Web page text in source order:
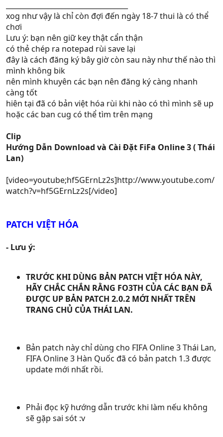
xog như vậy là chỉ còn đợi đến ngày 18-7 thui là có thể
chơi
Lưu ý: bạn nên giữ key thật cẩn thận
có thẻ chép ra notepad rùi save lại
đây là cách đăng ký bây giờ còn sau này như thế nào thì
mình không bik
nên mình khuyên các bạn nên đăng ký càng nhanh
càng tốt
hiên tại đã có bản việt hóa rùi khi nào có thì mình sẽ up
hoặc các ban cug có thể tìm trên mạng
Clip
Hướng Dẫn Download và Cài Đặt FiFa Online 3 ( Thái
Lan)
[video=youtube;hf5GErnLz2s]http://www.youtube.com/
watch?v=hf5GErnLz2s[/video]
PATCH VIỆT HÓA
- Lưu ý:
TRƯỚC KHI DÙNG BẢN PATCH VIỆT HÓA NÀY,
HÃY CHẮC CHẮN RẰNG FO3TH CỦA CÁC BẠN ĐÃ
ĐƯỢC UP BẢN PATCH 2.0.2 MỚI NHẤT TRÊN
TRANG CHỦ CỦA THÁI LAN.
Bản patch này chỉ dùng cho FIFA Online 3 Thái Lan,
FIFA Online 3 Hàn Quốc đã có bản patch 1.3 được
update mới nhất rồi.
Phải đọc kỹ hướng dẫn trước khi làm nếu không
sẽ gặp sai sót :v